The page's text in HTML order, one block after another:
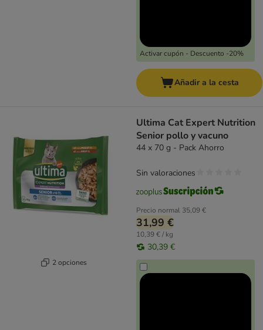
Activar cupón - Descuento -20%
Añadir a la cesta
2 opciones
Ultima Cat Expert Nutrition
Senior pollo y vacuno
44 x 70 g - Pack Ahorro
Precio normal 35,09 €
31,99 €
10,39 € / kg
30,39 €
Sin valoraciones